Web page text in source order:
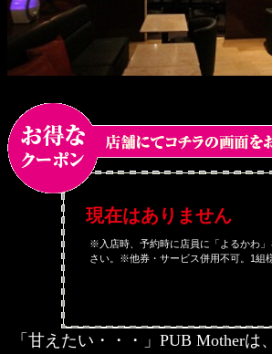
現在はありません
※入店時、予約時に店員に「よるかわ
さい。※他券・サービス併用不可。1組
「甘えたい・・・」PUB Motherは